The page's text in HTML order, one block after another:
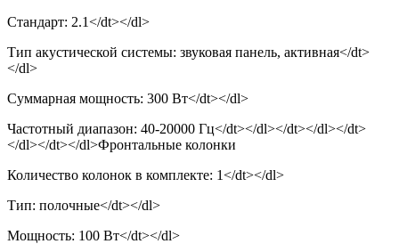
Стандарт: 2.1</dt></dl>
Тип акустической системы: звуковая панель, активная</dt>
</dl>
Суммарная мощность: 300 Вт</dt></dl>
Частотный диапазон: 40-20000 Гц</dt></dl></dt></dl></dt>
</dl></dt></dl>Фронтальные колонки
Количество колонок в комплекте: 1</dt></dl>
Тип: полочные</dt></dl>
Мощность: 100 Вт</dt></dl>